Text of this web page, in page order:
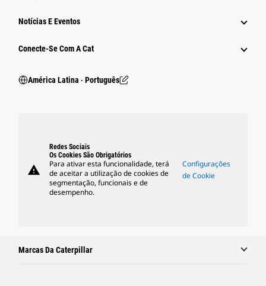
Notícias E Eventos
Conecte-Se Com A Cat
América Latina ‧ Português
warning
Redes Sociais
Os Cookies São Obrigatórios
Para ativar esta funcionalidade, terá
de aceitar a utilização de cookies de
segmentação, funcionais e de
desempenho.
Configurações
de Cookie
Marcas Da Caterpillar